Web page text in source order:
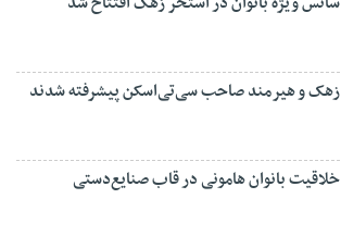
زهک و هیرمند صاحب سی‌تی‌اسکن پیشرفته شدند
خلاقیت بانوان هامونی در قاب صنایع‌دستی